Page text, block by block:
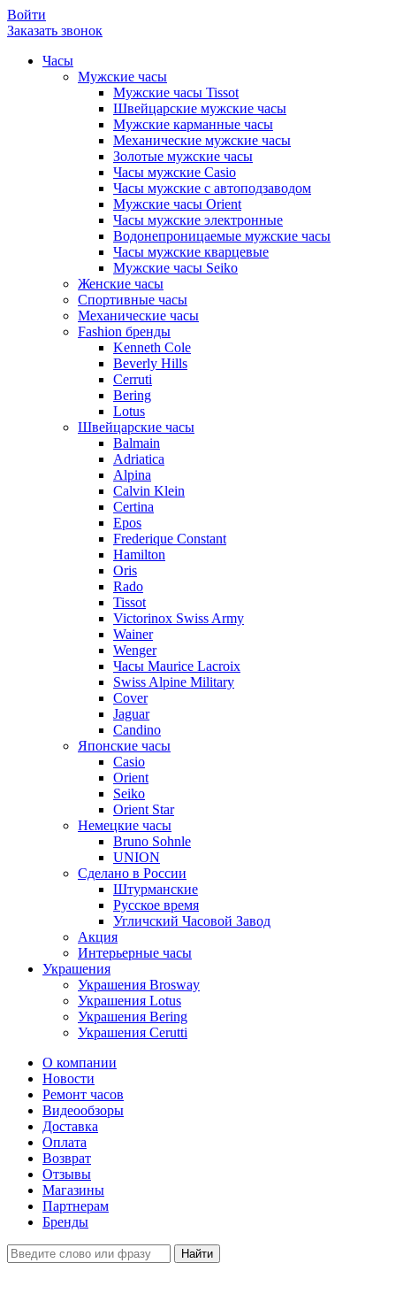
Войти
Заказать звонок
Часы
Мужские часы
Мужские часы Tissot
Швейцарские мужские часы
Мужские карманные часы
Механические мужские часы
Золотые мужские часы
Часы мужские Casio
Часы мужские с автоподзаводом
Мужские часы Orient
Часы мужские электронные
Водонепроницаемые мужские часы
Часы мужские кварцевые
Мужские часы Seiko
Женские часы
Спортивные часы
Механические часы
Fashion бренды
Kenneth Cole
Beverly Hills
Cerruti
Bering
Lotus
Швейцарские часы
Balmain
Adriatica
Alpina
Calvin Klein
Certina
Epos
Frederique Constant
Hamilton
Oris
Rado
Tissot
Victorinox Swiss Army
Wainer
Wenger
Часы Maurice Lacroix
Swiss Alpine Military
Cover
Jaguar
Candino
Японские часы
Casio
Orient
Seiko
Orient Star
Немецкие часы
Bruno Sohnle
UNION
Сделано в России
Штурманские
Русское время
Угличский Часовой Завод
Акция
Интерьерные часы
Украшения
Украшения Brosway
Украшения Lotus
Украшения Bering
Украшения Cerutti
О компании
Новости
Ремонт часов
Видеообзоры
Доставка
Оплата
Возврат
Отзывы
Магазины
Партнерам
Бренды